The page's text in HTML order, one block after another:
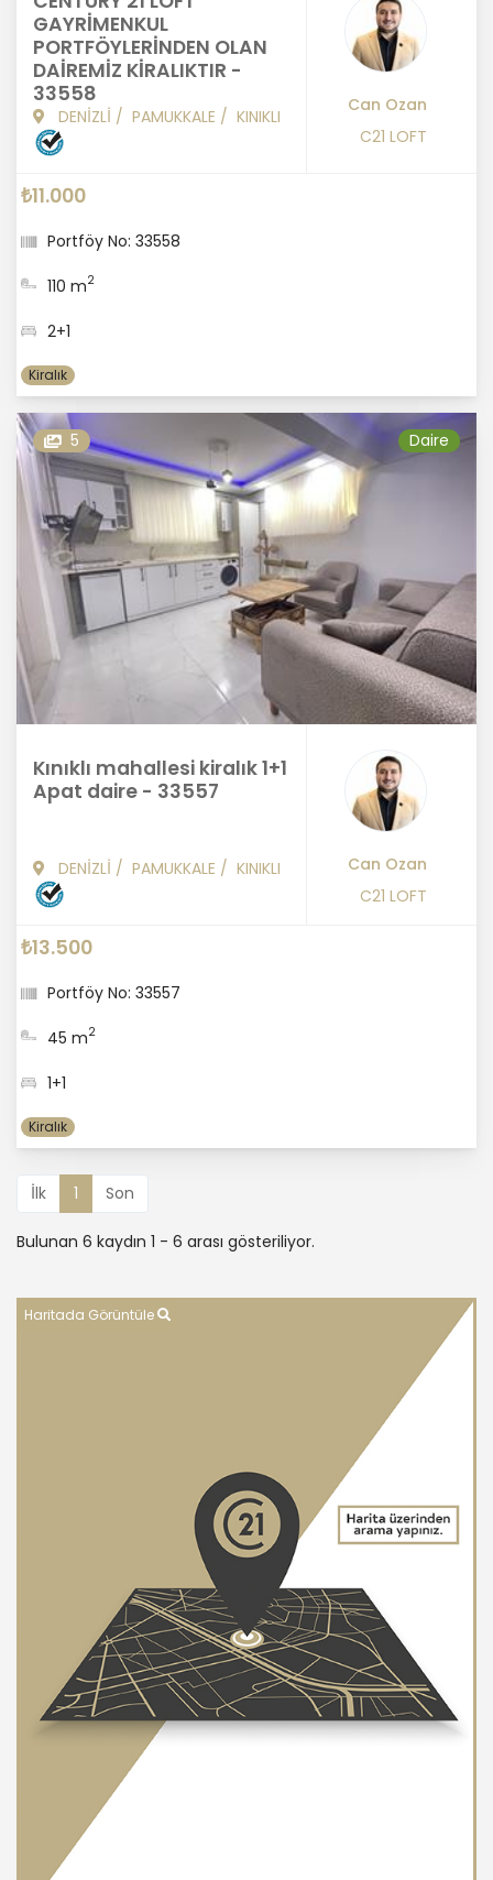
GAYRİMENKUL
PORTFÖYLERİNDEN OLAN
DAİREMİZ KİRALIKTIR -
33558
DENİZLİ / PAMUKKALE / KINIKLI
Can Ozan
C21 LOFT
₺11.000
Portföy No: 33558
110 m2
2+1
Kiralık
5 Daire
Kınıklı mahallesi kiralık 1+1
Apat daire - 33557
DENİZLİ / PAMUKKALE / KINIKLI
Can Ozan
C21 LOFT
₺13.500
Portföy No: 33557
45 m2
1+1
Kiralık
İlk 1 Son
Bulunan 6 kaydın 1 - 6 arası gösteriliyor.
Haritada Görüntüle